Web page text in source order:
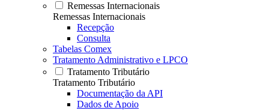
Remessas Internacionais
Remessas Internacionais
Recepção
Consulta
Tabelas Comex
Tratamento Administrativo e LPCO
Tratamento Tributário
Tratamento Tributário
Documentação da API
Dados de Apoio